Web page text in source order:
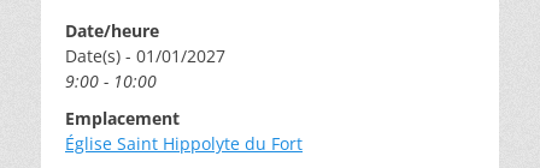
Date/heure
Date(s) - 01/01/2027
9:00 - 10:00
Emplacement
Église Saint Hippolyte du Fort